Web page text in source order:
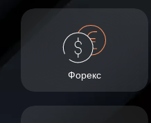
Форекс